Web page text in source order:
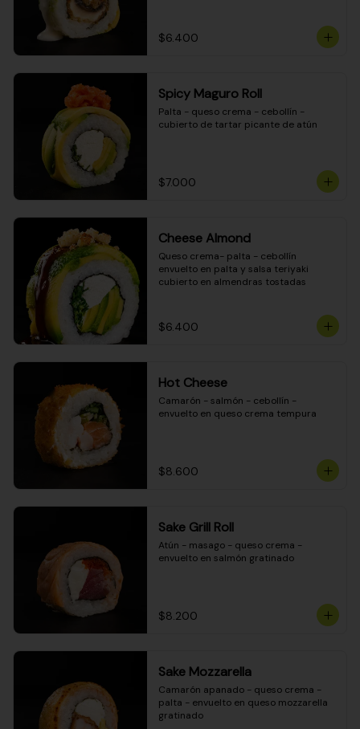
$6.400
Spicy Maguro Roll
Palta - queso crema - cebollín -
cubierto de tartar picante de atún
$7.000
Cheese Almond
Queso crema- palta - cebollín
envuelto en palta y salsa teriyaki
cubierto en almendras tostadas
$6.400
Hot Cheese
Camarón - salmón - cebollín -
envuelto en queso crema tempura
$8.600
Sake Grill Roll
Atún - masago - queso crema -
envuelto en salmón gratinado
$8.200
Sake Mozzarella
Camarón apanado - queso crema -
palta - envuelto en queso mozzarella
gratinado